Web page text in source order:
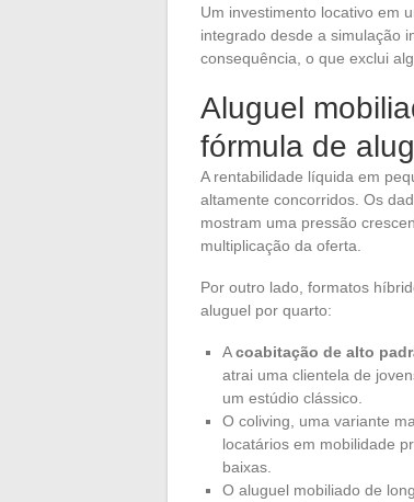
Um investimento locativo em
integrado desde a simulação
consequência, o que exclui
Aluguel
fórmula de
A rentabilidade líquida em
altamente concorridos. Os
mostram uma pressão
multiplicação da oferta.
Por outro lado, formatos
aluguel por quarto:
Acoabitação de alto
atrai uma clientela de
um estúdio clássico.
O coliving, uma variante
locatários em mobilidade
baixas.
O aluguel mobiliado de